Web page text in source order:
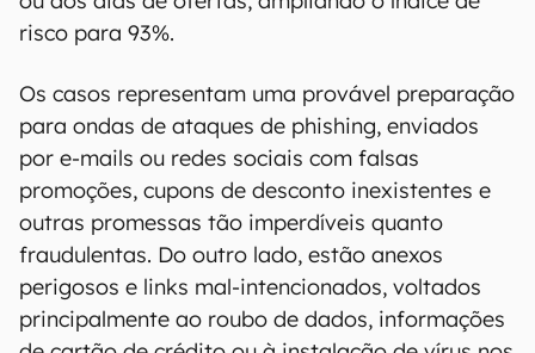
risco para 93%.
Os casos representam uma provável preparação
para ondas de ataques de phishing, enviados
por e-mails ou redes sociais com falsas
promoções, cupons de desconto inexistentes e
outras promessas tão imperdíveis quanto
fraudulentas. Do outro lado, estão anexos
perigosos e links mal-intencionados, voltados
principalmente ao roubo de dados, informações